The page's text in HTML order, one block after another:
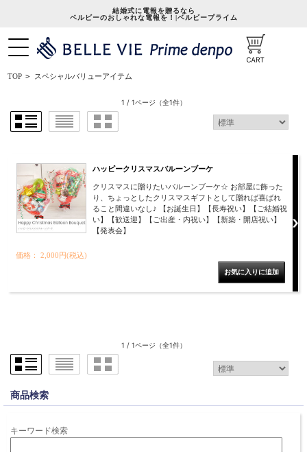
結婚式に電報を贈るなら
ベルビーのおしゃれな電報を！|ベルビープライム
TOP > スペシャルバリューアイテム
1 / 1ページ （全1件）
ハッピークリスマスバルーンブーケ
クリスマスに贈りたいバルーンブーケ☆ お部屋に飾った
り、ちょっとしたクリスマスギフトとして贈れば喜ばれ
ること間違いなし♪ 【お誕生日】【長寿祝い】【ご結婚祝
い】【歓送迎】【ご出産・内祝い】【新築・開店祝い】
【発表会】
価格： 2,000円(税込)
1 / 1ページ （全1件）
商品検索
キーワード検索